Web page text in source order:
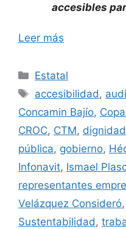
accesibles
Leer más
Categorías
Estatal
Etiquetas
accesibilidad,
Concamin Bajío,
CROC, CTM, dignidad
pública, gobierno,
Infonavit, Ismael
representantes
Velázquez Consideró,
Sustentabilidad,